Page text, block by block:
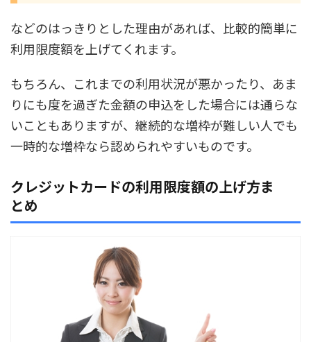
などのはっきりとした理由があれば、比較的簡単に
利用限度額を上げてくれます。
もちろん、これまでの利用状況が悪かったり、あま
りにも度を過ぎた金額の申込をした場合には通らな
いこともありますが、 継続的な増枠が難しい人でも
一時的な増枠なら認められやすいものです。
クレジットカードの利用限度額の上げ方ま
とめ